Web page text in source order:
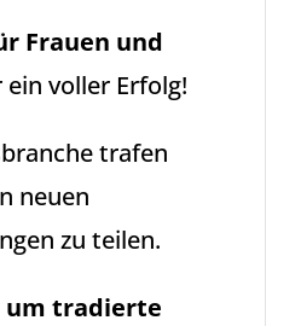
Frauen und
ein voller Erfolg!
trafen
neuen
zu teilen.
um tradierte